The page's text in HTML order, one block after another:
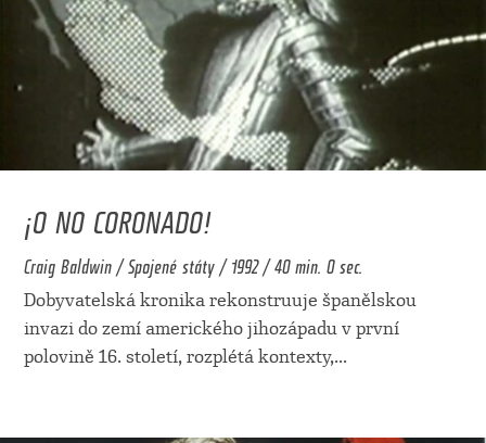
¡O NO CORONADO!
Craig Baldwin / Spojené státy / 1992 / 40 min. 0 sec.
Dobyvatelská kronika rekonstruuje španělskou
invazi do zemí amerického jihozápadu v první
polovině 16. století, rozplétá kontexty,...